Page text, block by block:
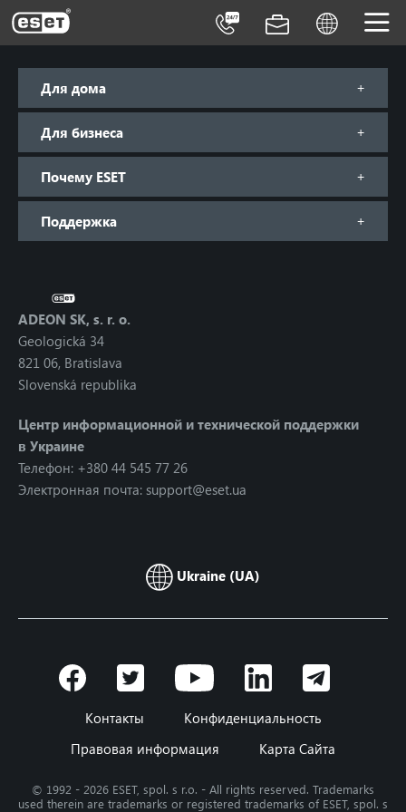
ESET
Для дома
Для бизнеса
Почему ESET
Поддержка
ADEON SK, s. r. o.
Geologická 34
821 06, Bratislava
Slovenská republika
Центр информационной и технической поддержки
в Украине
Телефон: +380 44 545 77 26
Электронная почта: support@eset.ua
Ukraine (UA)
Контакты
Конфиденциальность
Правовая информация
Карта Сайта
© 1992 - 2026 ESET, spol. s r.o. - All rights reserved. Trademarks
used therein are trademarks or registered trademarks of ESET, spol. s